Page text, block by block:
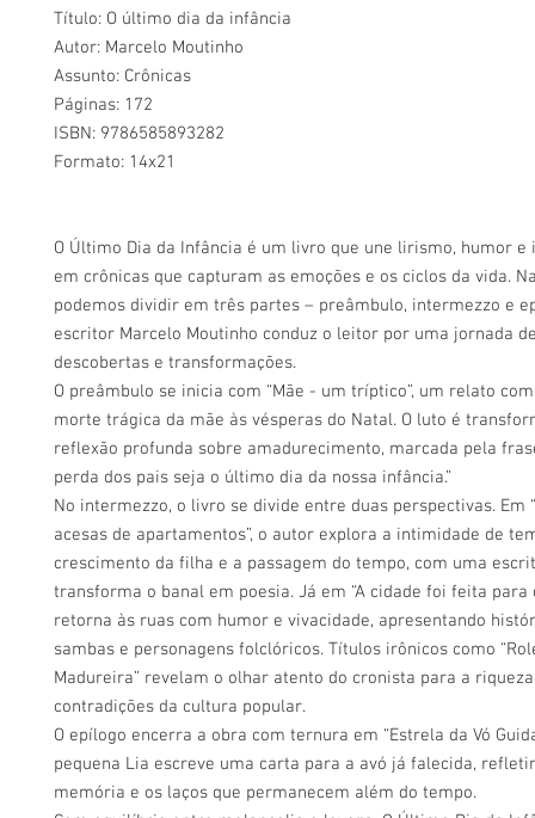
Título: O último dia da infância
Autor: Marcelo Moutinho
Assunto: Crônicas
Páginas: 172
ISBN: 9786585893282
Formato: 14x21
O Último Dia da Infância é um livro que une lirismo, humor e
em crônicas que capturam as emoções e os ciclos da vida.
podemos dividir em três partes – preâmbulo, intermezzo e
escritor Marcelo Moutinho conduz o leitor por uma jornada
descobertas e transformações.
O preâmbulo se inicia com “Mãe - um tríptico”, um relato
morte trágica da mãe às vésperas do Natal. O luto é
reflexão profunda sobre amadurecimento, marcada pela
perda dos pais seja o último dia da nossa infância.”
No intermezzo, o livro se divide entre duas perspectivas. Em
acesas de apartamentos”, o autor explora a intimidade de
crescimento da filha e a passagem do tempo, com uma
transforma o banal em poesia. Já em “A cidade foi feita para
retorna às ruas com humor e vivacidade, apresentando
sambas e personagens folclóricos. Títulos irônicos como
Madureira” revelam o olhar atento do cronista para a
contradições da cultura popular.
O epílogo encerra a obra com ternura em “Estrela da Vó
pequena Lia escreve uma carta para a avó já falecida,
memória e os laços que permanecem além do tempo.